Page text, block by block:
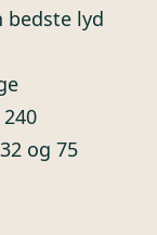
bedste lyd
og 75